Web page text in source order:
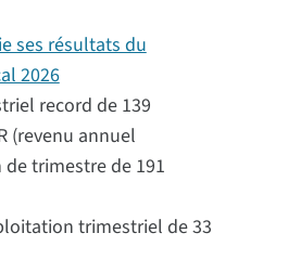
ses résultats du
2026
record de 139
(revenu annuel
trimestre de 191
trimestriel de 33